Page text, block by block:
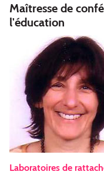
Maîtresse de
l'éducation
Laboratoires de